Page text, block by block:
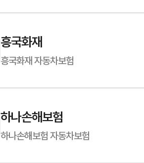
흥국화재
흥국화재 자동차보험
하나손해보험
하나손해보험 자동차보험